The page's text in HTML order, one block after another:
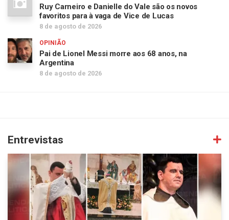
Ruy Carneiro e Danielle do Vale são os novos
favoritos para à vaga de Vice de Lucas
8 de agosto de 2026
OPINIÃO
Pai de Lionel Messi morre aos 68 anos, na
Argentina
8 de agosto de 2026
Entrevistas